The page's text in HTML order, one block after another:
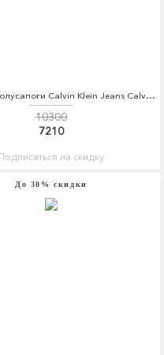
Резиновые полусапоги Calvin Klein Jeans Calvin Klein Jeans CA939AWCGTI9
10300
7210
Подписаться на скидку
До 30% скидки